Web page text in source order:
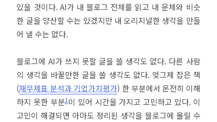
있을 것이다. AI가 내 블로그 전체를 읽고 내 문체와 비슷
한 글을 양산할 수는 있겠지만 내 오리지널한 생각을 만들
어 낼 수는 없다.
블로그에 AI가 쓰지 못할 글을 쓸 생각도 없다. 다른 사람
의 생각을 바꿀만한 글을 쓸 생각도 없다. 엊그제 잡은 책
(재무제표 분석과 기업가치평가) 한 부분에서 온전히 이해
하지 못한 부분1이 있어 시간을 가지고 고민하고 있다. 이
고민이 해결되면 아마도 정리된 생각을 블로그에 올릴 수